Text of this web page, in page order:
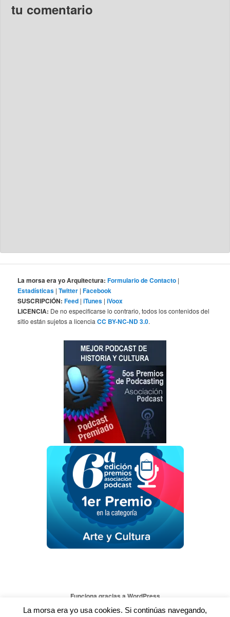
tu comentario
La morsa era yo Arquitectura: Formulario de Contacto |
Estadísticas |Twitter |Facebook
SUSCRIPCIÓN: Feed |iTunes |iVoox
LICENCIA: De no especificarse lo contrario, todos los contenidos del
sitio están sujetos a licenciaCC BY-NC-ND 3.0.
Funciona gracias a WordPress
La morsa era yo usa cookies. Si continúas navegando,